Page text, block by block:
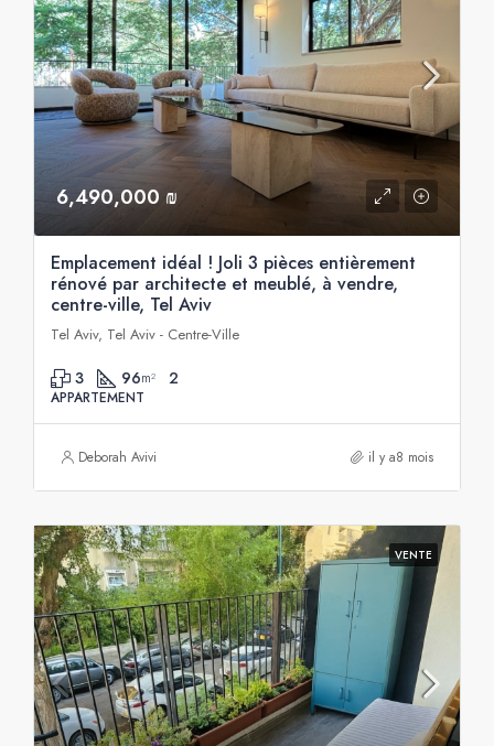
6,490,000 ₪
Emplacement idéal ! Joli 3 pièces entièrement
rénové par architecte et meublé, à vendre,
centre-ville, Tel Aviv
Tel Aviv, Tel Aviv - Centre-Ville
3 96m² 2
APPARTEMENT
Deborah Avivi il y a8 mois
VENTE